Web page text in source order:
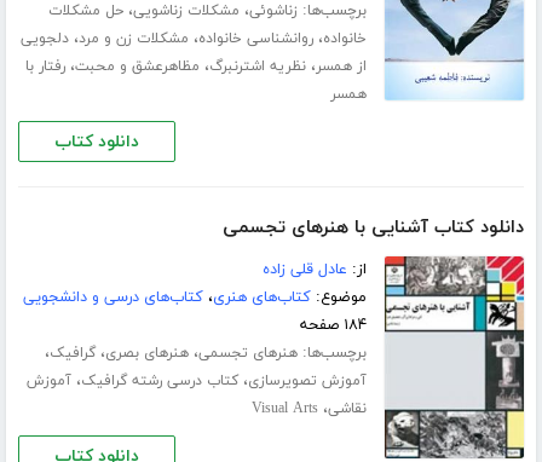
برچسب‌ها: زناشوئی، مشکلات زناشویی،حل مشکلات
خانواده،روانشناسی خانواده، مشکلات زن و مرد،دلجویی
از همسر،نظریه اشترنبرگ، مظاهرعشق و محبت،رفتار با
همسر
دانلود کتاب
دانلود کتاب آشنایی با هنرهای تجسمی
از: عادل قلی زاده
موضوع:کتاب‌های هنری،کتاب‌های درسی و دانشجویی
۱۸۴ صفحه
برچسب‌ها:هنرهای تجسمی،هنرهای بصری،گرافیک،
آموزش تصویرسازی،کتاب درسی رشته گرافیک،آموزش
نقاشی،Visual Arts
دانلود کتاب